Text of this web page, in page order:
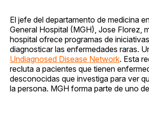
El jefe del departamento de medicina
General Hospital (MGH), Jose Florez,
hospital ofrece programas de
diagnosticar las enfermedades raras.
Undiagnosed Disease Network. Esta
recluta a pacientes que tienen
desconocidas que investiga para ver
la persona. MGH forma parte de uno